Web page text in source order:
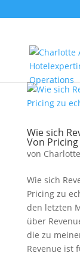
Wie sich
Von
von
Wie sich
Pricing zu
den letzten
über
die zu
Revenue ist